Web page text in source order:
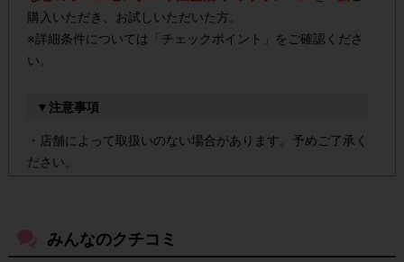
購入いただき、お試しいただいた方。
※詳細条件については「チェックポイント」をご確認くださ
い。
▼注意事項
・店舗によって取扱いのない場合があります。予めご了承く
ださい。
上限に達しても、掲載期間内のアンケート回答が可能です。
みんなのクチコミ